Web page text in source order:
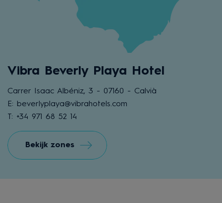
Vibra Beverly Playa Hotel
Carrer Isaac Albéniz, 3 - 07160 - Calvià
E: beverlyplaya@vibrahotels.com
T: +34 971 68 52 14
Bekijk zones